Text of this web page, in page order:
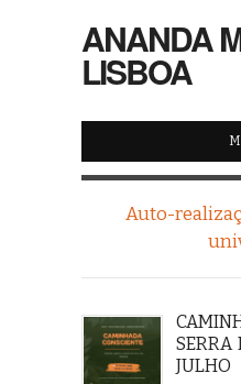
ANANDA
LISBOA
Auto-
SERRA
JULHO